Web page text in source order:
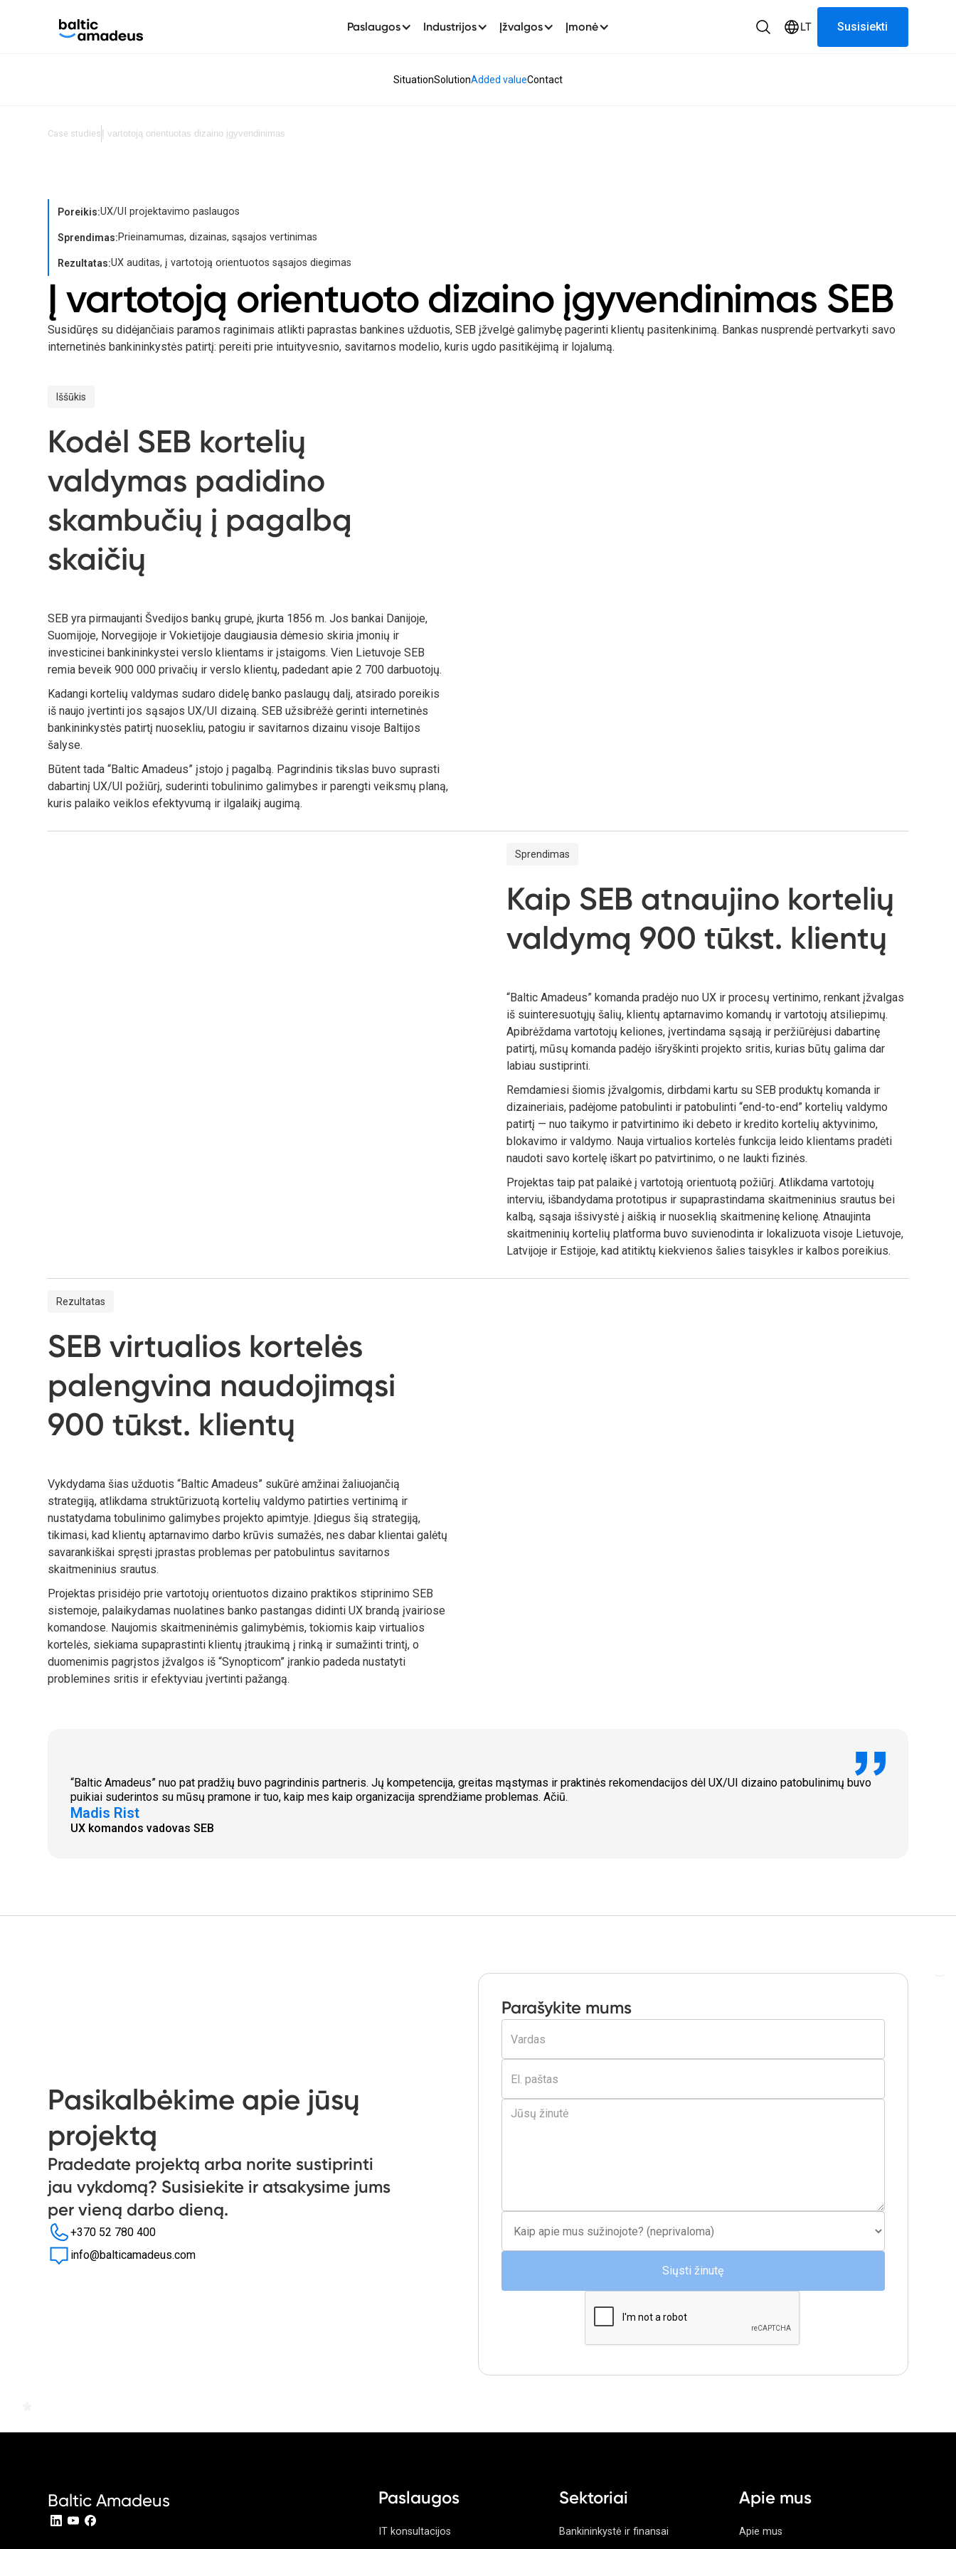
Paslaugos Industrijos Įžvalgos Įmonė LT Susisiekti
SituationSolutionAdded valueContact
Case studies Į vartotoją orientuotas dizaino įgyvendinimas
Poreikis:UX/UI projektavimo paslaugos
Sprendimas:Prieinamumas, dizainas, sąsajos vertinimas
Rezultatas:UX auditas, į vartotoją orientuotos sąsajos diegimas
Į vartotoją orientuoto dizaino įgyvendinimas SEB
Susidūręs su didėjančiais paramos raginimais atlikti paprastas bankines užduotis, SEB įžvelgė galimybę pagerinti klientų pasitenkinimą. Bankas nusprendė pertvarkyti savo
internetinės bankininkystės patirtį: pereiti prie intuityvesnio, savitarnos modelio, kuris ugdo pasitikėjimą ir lojalumą.
Iššūkis
Kodėl SEB kortelių
valdymas padidino
skambučių į pagalbą
skaičių
SEB yra pirmaujanti Švedijos bankų grupė, įkurta 1856 m. Jos bankai Danijoje,
Suomijoje, Norvegijoje ir Vokietijoje daugiausia dėmesio skiria įmonių ir
investicinei bankininkystei verslo klientams ir įstaigoms. Vien Lietuvoje SEB
remia beveik 900 000 privačių ir verslo klientų, padedant apie 2 700 darbuotojų.
Kadangi kortelių valdymas sudaro didelę banko paslaugų dalį, atsirado poreikis
iš naujo įvertinti jos sąsajos UX/UI dizainą. SEB užsibrėžė gerinti internetinės
bankininkystės patirtį nuosekliu, patogiu ir savitarnos dizainu visoje Baltijos
šalyse.
Būtent tada “Baltic Amadeus” įstojo į pagalbą. Pagrindinis tikslas buvo suprasti
dabartinį UX/UI požiūrį, suderinti tobulinimo galimybes ir parengti veiksmų planą,
kuris palaiko veiklos efektyvumą ir ilgalaikį augimą.
Sprendimas
Kaip SEB atnaujino kortelių
valdymą 900 tūkst. klientų
“Baltic Amadeus” komanda pradėjo nuo UX ir procesų vertinimo, renkant įžvalgas
iš suinteresuotųjų šalių, klientų aptarnavimo komandų ir vartotojų atsiliepimų.
Apibrėždama vartotojų keliones, įvertindama sąsają ir peržiūrėjusi dabartinę
patirtį, mūsų komanda padėjo išryškinti projekto sritis, kurias būtų galima dar
labiau sustiprinti.
Remdamiesi šiomis įžvalgomis, dirbdami kartu su SEB produktų komanda ir
dizaineriais, padėjome patobulinti ir patobulinti “end-to-end” kortelių valdymo
patirtį — nuo taikymo ir patvirtinimo iki debeto ir kredito kortelių aktyvinimo,
blokavimo ir valdymo. Nauja virtualios kortelės funkcija leido klientams pradėti
naudoti savo kortelę iškart po patvirtinimo, o ne laukti fizinės.
Projektas taip pat palaikė į vartotoją orientuotą požiūrį. Atlikdama vartotojų
interviu, išbandydama prototipus ir supaprastindama skaitmeninius srautus bei
kalbą, sąsaja išsivystė į aiškią ir nuoseklią skaitmeninę kelionę. Atnaujinta
skaitmeninių kortelių platforma buvo suvienodinta ir lokalizuota visoje Lietuvoje,
Latvijoje ir Estijoje, kad atitiktų kiekvienos šalies taisykles ir kalbos poreikius.
Rezultatas
SEB virtualios kortelės
palengvina naudojimąsi
900 tūkst. klientų
Vykdydama šias užduotis “Baltic Amadeus” sukūrė amžinai žaliuojančią
strategiją, atlikdama struktūrizuotą kortelių valdymo patirties vertinimą ir
nustatydama tobulinimo galimybes projekto apimtyje. Įdiegus šią strategiją,
tikimasi, kad klientų aptarnavimo darbo krūvis sumažės, nes dabar klientai galėtų
savarankiškai spręsti įprastas problemas per patobulintus savitarnos
skaitmeninius srautus.
Projektas prisidėjo prie vartotojų orientuotos dizaino praktikos stiprinimo SEB
sistemoje, palaikydamas nuolatines banko pastangas didinti UX brandą įvairiose
komandose. Naujomis skaitmeninėmis galimybėmis, tokiomis kaip virtualios
kortelės, siekiama supaprastinti klientų įtraukimą į rinką ir sumažinti trintį, o
duomenimis pagrįstos įžvalgos iš “Synopticom” įrankio padeda nustatyti
problemines sritis ir efektyviau įvertinti pažangą.
“Baltic Amadeus” nuo pat pradžių buvo pagrindinis partneris. Jų kompetencija, greitas mąstymas ir praktinės rekomendacijos dėl UX/UI dizaino patobulinimų buvo
puikiai suderintos su mūsų pramone ir tuo, kaip mes kaip organizacija sprendžiame problemas. Ačiū.
Madis Rist
UX komandos vadovas SEB
Pasikalbėkime apie jūsų
projektą
Pradedate projektą arba norite sustiprinti
jau vykdomą? Susisiekite ir atsakysime jums
per vieną darbo dieną.
+370 52 780 400
info@balticamadeus.com
Parašykite mums
Baltic Amadeus Paslaugos
IT konsultacijos
Sektoriai
Bankininkystė ir finansai
Apie mus
Apie mus